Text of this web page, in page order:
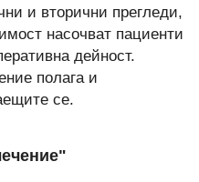
и вторични прегледи,
насочват пациенти
дейност.
полага и
се.